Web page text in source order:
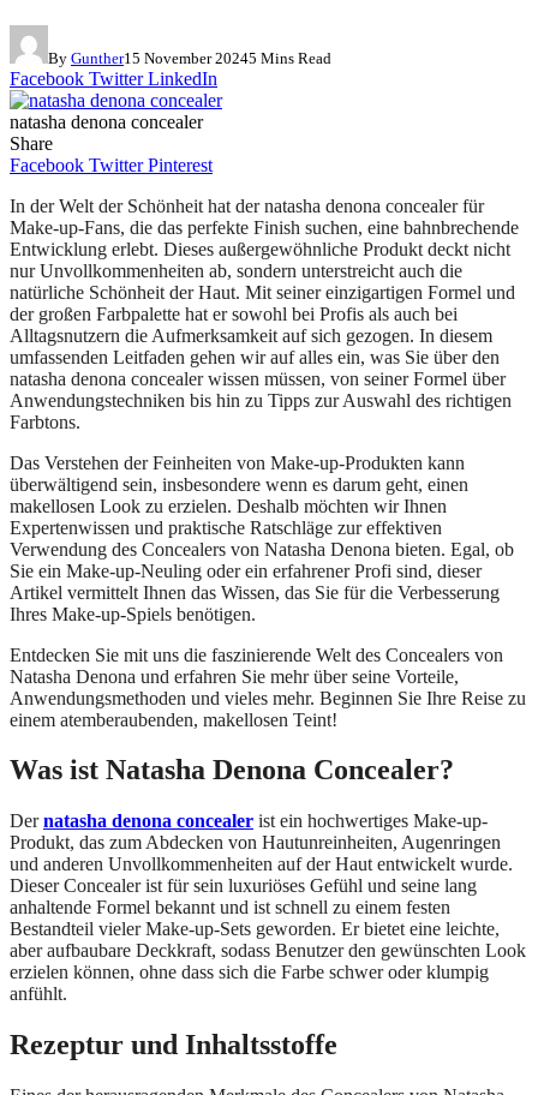
By Gunther15 November 20245 Mins Read
Facebook Twitter LinkedIn
natasha denona concealer
Share
Facebook Twitter Pinterest
In der Welt der Schönheit hat der natasha denona concealer für
Make-up-Fans, die das perfekte Finish suchen, eine bahnbrechende
Entwicklung erlebt. Dieses außergewöhnliche Produkt deckt nicht
nur Unvollkommenheiten ab, sondern unterstreicht auch die
natürliche Schönheit der Haut. Mit seiner einzigartigen Formel und
der großen Farbpalette hat er sowohl bei Profis als auch bei
Alltagsnutzern die Aufmerksamkeit auf sich gezogen. In diesem
umfassenden Leitfaden gehen wir auf alles ein, was Sie über den
natasha denona concealer wissen müssen, von seiner Formel über
Anwendungstechniken bis hin zu Tipps zur Auswahl des richtigen
Farbtons.
Das Verstehen der Feinheiten von Make-up-Produkten kann
überwältigend sein, insbesondere wenn es darum geht, einen
makellosen Look zu erzielen. Deshalb möchten wir Ihnen
Expertenwissen und praktische Ratschläge zur effektiven
Verwendung des Concealers von Natasha Denona bieten. Egal, ob
Sie ein Make-up-Neuling oder ein erfahrener Profi sind, dieser
Artikel vermittelt Ihnen das Wissen, das Sie für die Verbesserung
Ihres Make-up-Spiels benötigen.
Entdecken Sie mit uns die faszinierende Welt des Concealers von
Natasha Denona und erfahren Sie mehr über seine Vorteile,
Anwendungsmethoden und vieles mehr. Beginnen Sie Ihre Reise zu
einem atemberaubenden, makellosen Teint!
Was ist Natasha Denona Concealer?
Dernatasha denona concealer ist ein hochwertiges Make-up-
Produkt, das zum Abdecken von Hautunreinheiten, Augenringen
und anderen Unvollkommenheiten auf der Haut entwickelt wurde.
Dieser Concealer ist für sein luxuriöses Gefühl und seine lang
anhaltende Formel bekannt und ist schnell zu einem festen
Bestandteil vieler Make-up-Sets geworden. Er bietet eine leichte,
aber aufbaubare Deckkraft, sodass Benutzer den gewünschten Look
erzielen können, ohne dass sich die Farbe schwer oder klumpig
anfühlt.
Rezeptur und Inhaltsstoffe